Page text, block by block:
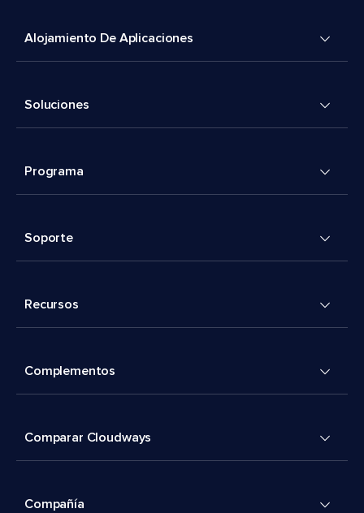
Alojamiento De Aplicaciones
Soluciones
Programa
Soporte
Recursos
Complementos
Comparar Cloudways
Compañía